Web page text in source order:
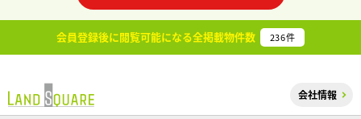
会員登録後に閲覧可能になる全掲載物件数 236件
会社情報